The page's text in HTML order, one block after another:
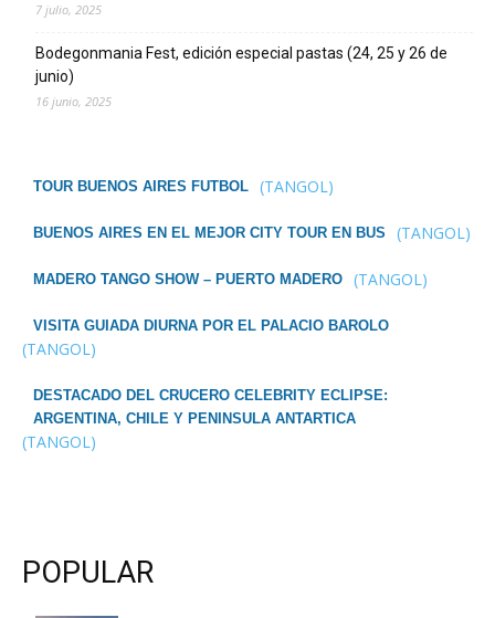
7 julio, 2025
Bodegonmania Fest, edición especial pastas (24, 25 y 26 de
junio)
16 junio, 2025
TOUR BUENOS AIRES FUTBOL (TANGOL)
BUENOS AIRES EN EL MEJOR CITY TOUR EN BUS (TANGOL)
MADERO TANGO SHOW – PUERTO MADERO (TANGOL)
VISITA GUIADA DIURNA POR EL PALACIO BAROLO
(TANGOL)
DESTACADO DEL CRUCERO CELEBRITY ECLIPSE:
ARGENTINA, CHILE Y PENINSULA ANTARTICA
(TANGOL)
POPULAR